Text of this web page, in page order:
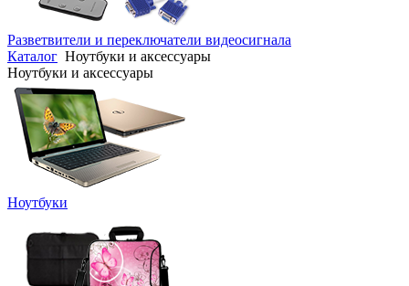
Разветвители и переключатели видеосигнала
Каталог Ноутбуки и аксессуары
Ноутбуки и аксессуары
Ноутбуки